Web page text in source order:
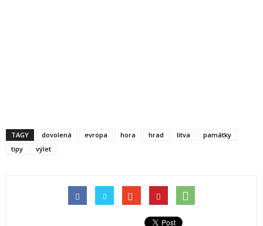
TAGY dovolená evropa hora hrad litva
památky
tipy
výlet